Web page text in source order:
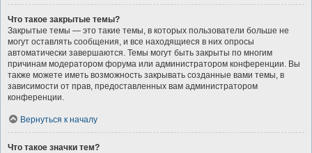
Что такое закрытые темы?
Закрытые темы — это такие темы, в которых пользователи больше не
могут оставлять сообщения, и все находящиеся в них опросы
автоматически завершаются. Темы могут быть закрыты по многим
причинам модератором форума или администратором конференции. Вы
также можете иметь возможность закрывать созданные вами темы, в
зависимости от прав, предоставленных вам администратором
конференции.
Вернуться к началу
Что такое значки тем?